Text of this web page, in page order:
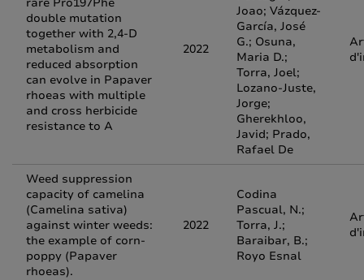
double mutation
together with 2,4-D
metabolism and
reduced absorption
can evolve in Papaver
rhoeas with multiple
and cross herbicide
resistance to A
2022
Joao; Vázquez-
García, José
G.; Osuna,
Maria D.;
Torra, Joel;
Lozano-Juste,
Jorge;
Gherekhloo,
Javid; Prado,
Rafael De
Weed suppression
capacity of camelina
(Camelina sativa)
against winter weeds:
the example of corn-
poppy (Papaver
rhoeas).
2022
Codina
Pascual, N.;
Torra, J.;
Baraibar, B.;
Royo Esnal